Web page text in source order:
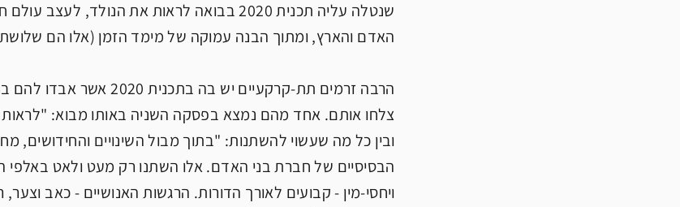
שנטלה עליה תכנית 2020 בבואה לראות את
האדם והארץ, ומתוך הבנה עמוקה של מימד הזמן (אלו הם
צלחו אותם. אחד מהם נמצא בפסקה השניה באותו מבוא:
ובין כל מה שעשוי להשתנות: "בתוך מבול השינויים
הבסיסיים של חברת בני האדם. אלו השתנו רק מעט ולאט באלפי
ויחסי-מין - קבועים לאורך הדורות. הרגשות האנושיים - כאב